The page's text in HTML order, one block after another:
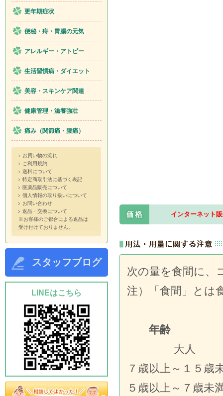
インターネット
次の量を食間に、
注）「食間」とは
年齢 １
大人
７歳以上～
５歳以上～
更年期症状
便秘・痔・胃腸の元気
アレルギー・アトピー
生活習慣病・ダイエット
美容・スキンケア関連
健康管理・滋養強壮
痛み（関節痛・腰痛）
お買い物の流れ
ご利用規約
送料について
特定商取引法に基づく表記
医薬品販売について
個人情報の取り扱いについて
お問い合わせ
返品・交換について
※お客様のご都合による返品は
受け付けておりません。
スタッフブログ
LINEはこちら